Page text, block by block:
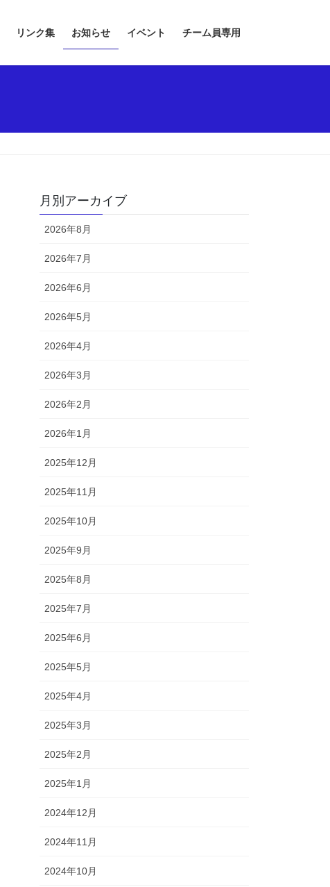
リンク集 お知らせ イベント チーム員専用
月別アーカイブ
2026年8月
2026年7月
2026年6月
2026年5月
2026年4月
2026年3月
2026年2月
2026年1月
2025年12月
2025年11月
2025年10月
2025年9月
2025年8月
2025年7月
2025年6月
2025年5月
2025年4月
2025年3月
2025年2月
2025年1月
2024年12月
2024年11月
2024年10月